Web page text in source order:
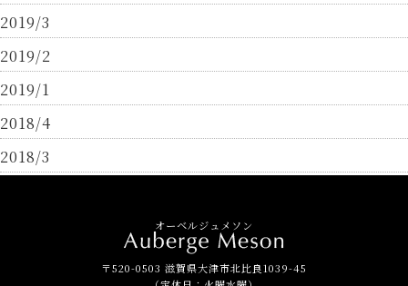
2019/3
2019/2
2019/1
2018/4
2018/3
オーベルジュメソン
〒520-0503 滋賀県大津市北比良1039-45